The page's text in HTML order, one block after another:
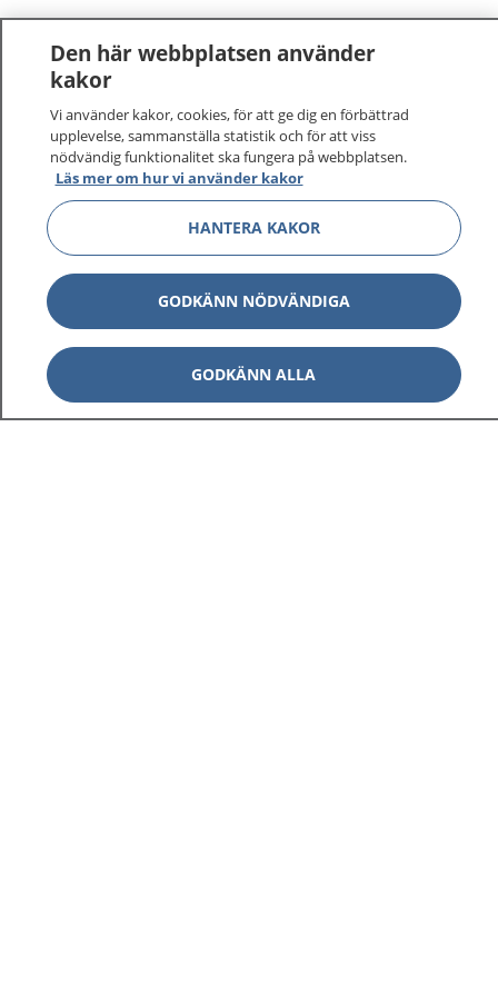
Den här webbplatsen använder
kakor
Vi använder kakor, cookies, för att ge dig en förbättrad
upplevelse, sammanställa statistik och för att viss
nödvändig funktionalitet ska fungera på webbplatsen.
Läs mer om hur vi använder kakor
HANTERA KAKOR
GODKÄNN NÖDVÄNDIGA
GODKÄNN ALLA